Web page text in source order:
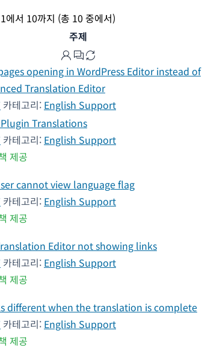
에서 10까지 (총 10 중에서)
주제
opening in WordPress Editor instead of
Translation Editor
카테고리: English Support
Translations
카테고리: English Support
제공
cannot view language flag
카테고리: English Support
제공
Editor not showing links
카테고리: English Support
제공
different when the translation is complete
카테고리: English Support
제공